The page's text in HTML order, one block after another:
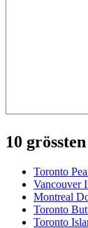
10
Toronto
Vancouver
Montreal
Toronto
Toronto